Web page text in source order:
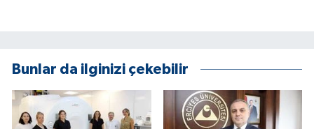
Bunlar da ilginizi çekebilir